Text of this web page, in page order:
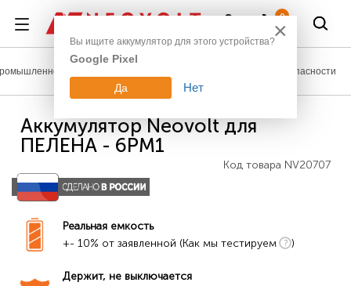
0
оборудование Аккумуляторы для систем безопасности
Аккумулятор Neovolt для
ПЕЛЕНА - 6РМ1
Код товара NV20707
Реальная емкость
+- 10% от заявленной (Как мы тестируем
)
Держит, не выключается
×
Вы ищите аккумулятор для этого устройства?
Google Pixel
Да Нет